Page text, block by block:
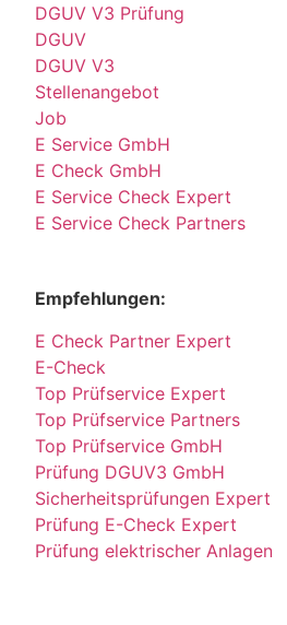
DGUV V3 Prüfung
DGUV
DGUV V3
Stellenangebot
Job
E Service GmbH
E Check GmbH
E Service Check Expert
E Service Check Partners
Empfehlungen:
E Check Partner Expert
E-Check
Top Prüfservice Expert
Top Prüfservice Partners
Top Prüfservice GmbH
Prüfung DGUV3 GmbH
Sicherheitsprüfungen Expert
Prüfung E-Check Expert
Prüfung elektrischer Anlagen